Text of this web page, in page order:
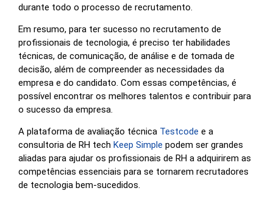
durante todo o processo de recrutamento.
Em resumo, para ter sucesso no recrutamento de
profissionais de tecnologia, é preciso ter habilidades
técnicas, de comunicação, de análise e de tomada de
decisão, além de compreender as necessidades da
empresa e do candidato. Com essas competências, é
possível encontrar os melhores talentos e contribuir para
o sucesso da empresa.
A plataforma de avaliação técnica Testcode e a
consultoria de RH tech Keep Simple podem ser grandes
aliadas para ajudar os profissionais de RH a adquirirem as
competências essenciais para se tornarem recrutadores
de tecnologia bem-sucedidos.